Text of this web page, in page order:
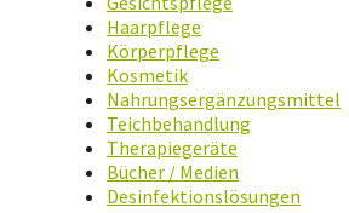
Haarpflege
Körperpflege
Kosmetik
Nahrungsergänzungsmittel
Teichbehandlung
Therapiegeräte
Bücher / Medien
Desinfektionslösungen